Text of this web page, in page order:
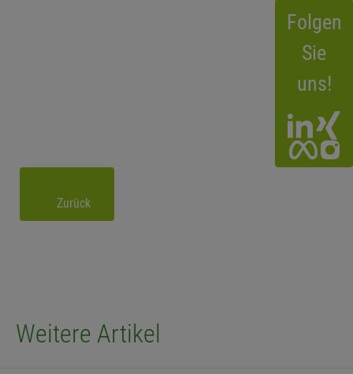
Folgen
Sie
uns!
Zurück
Weitere Artikel